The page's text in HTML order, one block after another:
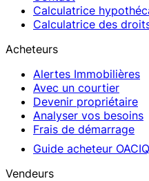
Calculatrice
Calculatrice des
Acheteurs
Alertes Immobilières
Avec un courtier
Devenir propriétaire
Analyser vos besoins
Frais de démarrage
Guide acheteur OACIQ
Vendeurs